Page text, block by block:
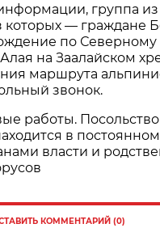
группа из
которых — граждане
по
на Заалайском
маршрута
звонок.
работы.
в постоянном
власти и
КОММЕНТАРИЙ (0)